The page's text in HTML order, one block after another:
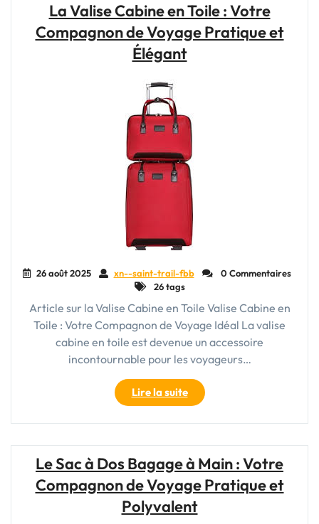
Sac
Cabine
en
Cuir,
Idéal"
La Valise Cabine en Toile : Votre
Compagnon de Voyage Pratique et
Élégant
26 août 2025 xn--saint-trail-fbb
0 Commentaires
26 tags
Article sur la Valise Cabine en Toile Valise Cabine en
Toile : Votre Compagnon de Voyage Idéal La valise
cabine en toile est devenue un accessoire
incontournable pour les voyageurs…
Lire la suite"La
Valise
Cabine
Toile
:
Votre
Compagnon
de
Le Sac à Dos Bagage à Main : Votre
Compagnon de Voyage Pratique et
Polyvalent